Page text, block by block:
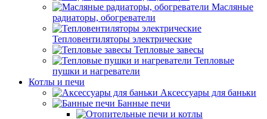
Масляные
радиаторы, обогреватели
Тепловентиляторы электрические
Тепловые завесы
Тепловые
пушки и нагреватели
Котлы и печи
Аксессуары для баньки
Банные печи